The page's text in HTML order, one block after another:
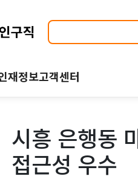
재정보고객센터
시흥 은행동
접근성 우수